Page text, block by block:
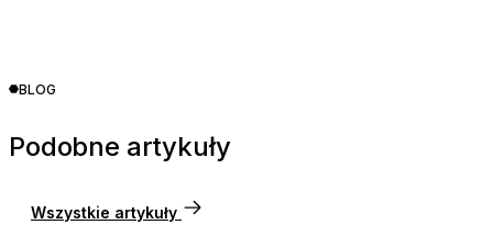
BLOG
Podobne artykuły
Wszystkie artykuły